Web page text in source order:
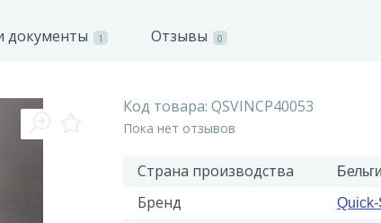
документы 1 Отзывы 0
Код товара: QSVINCP40053
Пока нет отзывов
Страна производства
Бренд